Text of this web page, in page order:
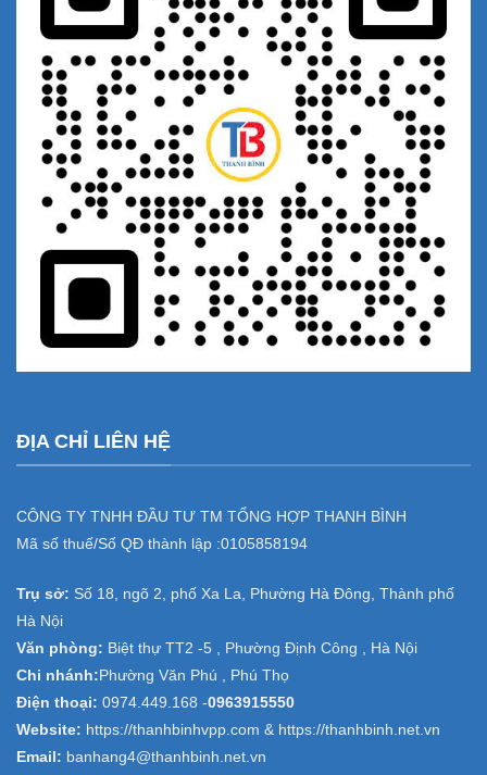
ĐỊA CHỈ LIÊN HỆ
CÔNG TY TNHH ĐẦU TƯ TM TỔNG HỢP THANH BÌNH
Mã số thuế/Số QĐ thành lập :0105858194
Trụ sở: Số 18, ngõ 2, phố Xa La, Phường Hà Đông, Thành phố
Hà Nội
Văn phòng: Biệt thự TT2 -5 , Phường Định Công , Hà Nội
Chi nhánh: Phường Văn Phú , Phú Thọ
Điện thoại: 0974.449.168 -0963915550
Website: https://thanhbinhvpp.com & https://thanhbinh.net.vn
Email: banhang4@thanhbinh.net.vn